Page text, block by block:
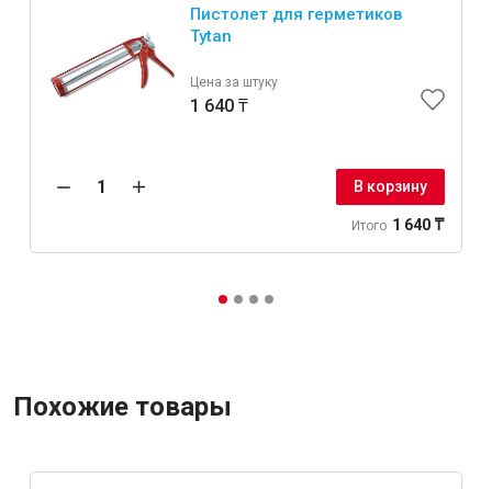
Пистолет для герметиков
Tytan
Цена за штуку
1 640 ₸
В корзину
Итого 1 640 ₸
Похожие товары